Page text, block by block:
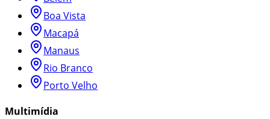
Boa Vista
Macapá
Manaus
Rio Branco
Porto Velho
Multimídia